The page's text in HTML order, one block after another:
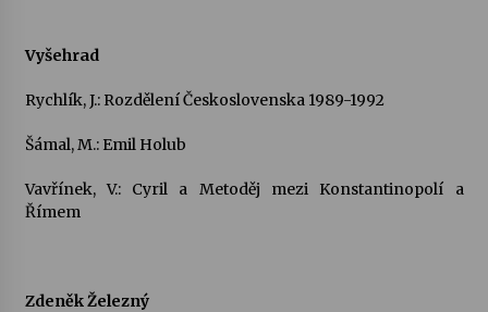
Vyšehrad
Rychlík, J.: Rozdělení Československa 1989-1992
Šámal, M.: Emil Holub
Vavřínek, V.: Cyril a Metoděj mezi Konstantinopolí a
Římem
Zdeněk Železný